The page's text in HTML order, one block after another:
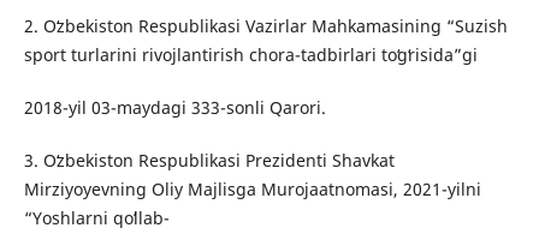
2. Oʻzbekiston Respublikasi Vazirlar Mahkamasining “Suzish
sport turlarini rivojlantirish chora-tadbirlari toʻgʻrisida”gi
2018-yil 03-maydagi 333-sonli Qarori.
3. Oʻzbekiston Respublikasi Prezidenti Shavkat
Mirziyoyevning Oliy Majlisga Murojaatnomasi, 2021-yilni
“Yoshlarni qoʻllab-